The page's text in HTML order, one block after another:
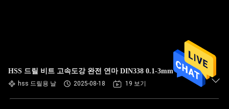
HSS 드릴 비트 고속도강 완전 연마 DIN338 0.1-3mm
hss 드릴용 날 2025-08-18 19 보기